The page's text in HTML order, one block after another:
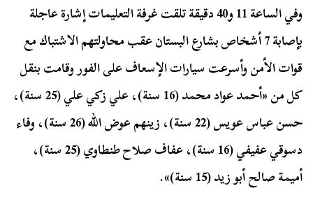
وفي الساعة 11 و40 دقيقة تلقت غرفة التعليمات إشارة عاجلة
بإصابة 7 أشخاص بشارع البستان عقب محاولتهم الاشتباك مع
قوات الأمن وأسرعت سيارات الإسعاف على الفور وقامت بنقل
كل من «أحمد عواد محمد (16 سنة)، علي زكي علي (25 سنة)،
حسن عباس عويس (22 سنة)، زينهم عوض الله (26 سنة)، وفاء
دسوقي عفيفي (16 سنة)، عفاف صلاح طنطاوي (25 سنة)،
أميمة صالح أبو زيد (15 سنة)».